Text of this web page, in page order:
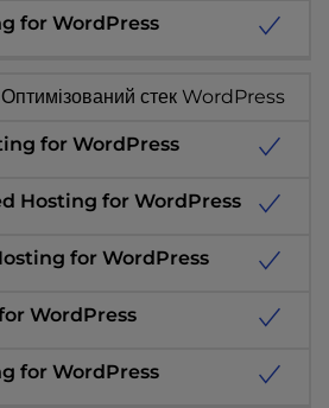
Оптимізований стек WordPress